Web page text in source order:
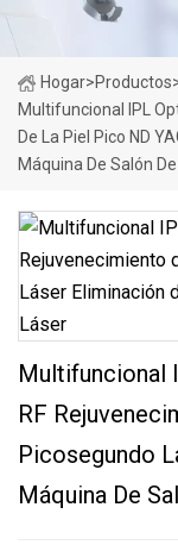
Hogar>Productos
Multifuncional IPL
De La Piel Pico ND
Máquina De Salón
Multifuncional
RF
Picosegundo
Máquina De